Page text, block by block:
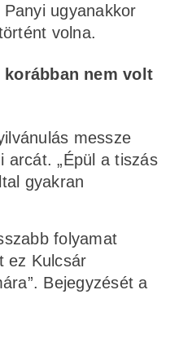
ugyanakkor
volna.
nem volt
messze
arcát. „Épül a tiszás
gyakran
folyamat
ez Kulcsár
Bejegyzését a